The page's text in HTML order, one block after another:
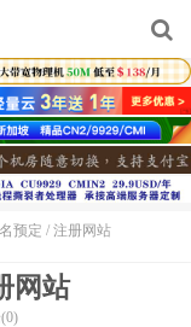
预定 / 注册网站
网站